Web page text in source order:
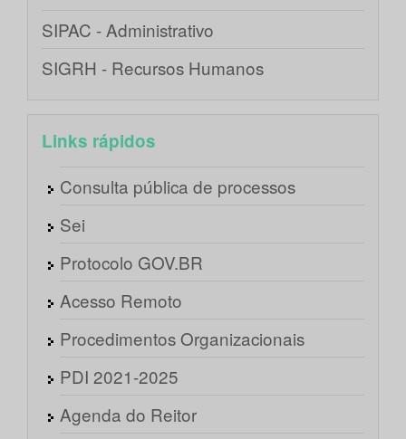
SIPAC - Administrativo
SIGRH - Recursos Humanos
Links rápidos
Consulta pública de processos
Sei
Protocolo GOV.BR
Acesso Remoto
Procedimentos Organizacionais
PDI 2021-2025
Agenda do Reitor